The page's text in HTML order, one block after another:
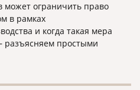
может ограничить право
в рамках
и когда такая мера
разъясняем простыми